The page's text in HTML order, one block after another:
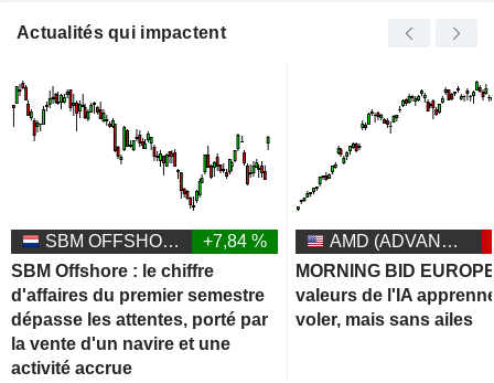
Actualités qui impactent
SBM OFFSHORE N.V.
+7,84 %
SBM Offshore : le chiffre
d'affaires du premier semestre
dépasse les attentes, porté par
la vente d'un navire et une
activité accrue
AMD (ADVANCED MICRO DEVICES)
MORNING BID
valeurs de l'IA
voler, mais sans ailes